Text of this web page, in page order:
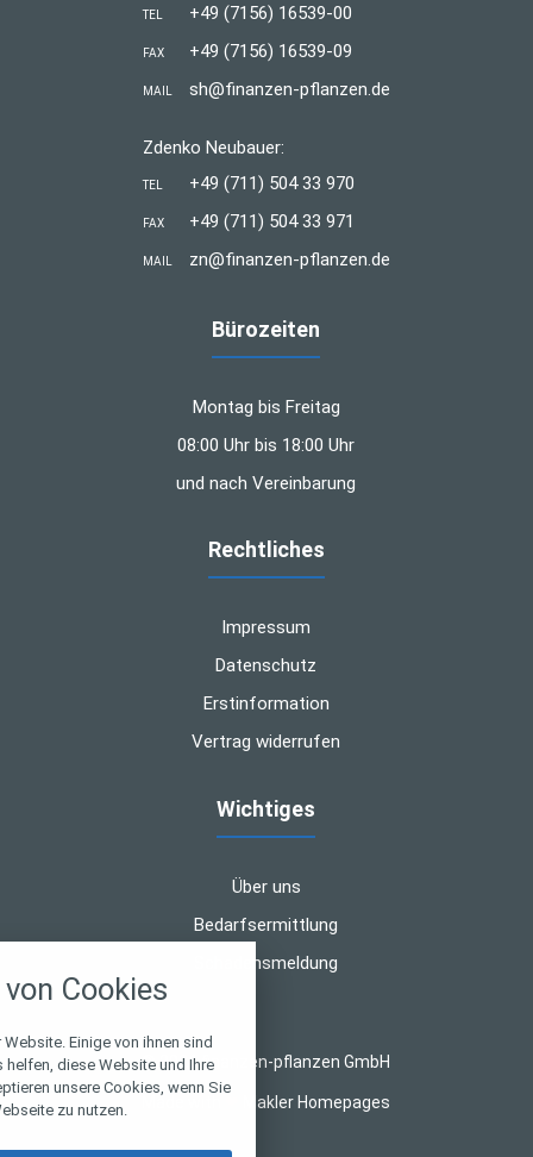
TEL +49 (7156) 16539-00
FAX +49 (7156) 16539-09
MAIL sh@finanzen-pflanzen.de
Zdenko Neubauer:
TEL +49 (711) 504 33 970
FAX +49 (711) 504 33 971
MAIL zn@finanzen-pflanzen.de
Bürozeiten
Montag bis Freitag
08:00 Uhr bis 18:00 Uhr
und nach Vereinbarung
Rechtliches
Impressum
Datenschutz
Erstinformation
Vertrag widerrufen
Wichtiges
Über uns
Bedarfsermittlung
Schadensmeldung
© 2026 finanzen-pflanzen GmbH
Makler Homepages
Cookies
Einige von ihnen sind
diese Website und Ihre
unsere Cookies, wenn Sie
zu nutzen.
alle verwendeten Cookies und
zu blockieren.
Notwendig
Performance